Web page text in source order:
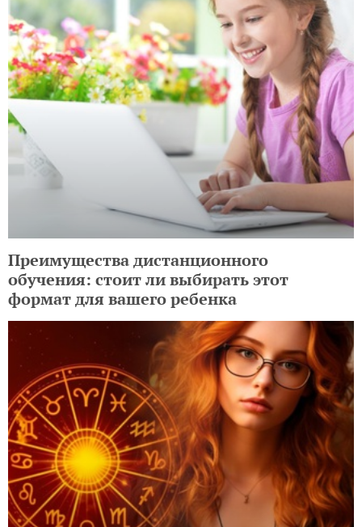
Преимущества дистанционного
обучения: стоит ли выбирать этот
формат для вашего ребенка